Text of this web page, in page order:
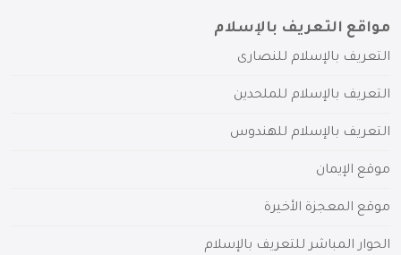
مواقع التعريف بالإسلام
التعريف بالإسلام للنصارى
التعريف بالإسلام للملحدين
التعريف بالإسلام للهندوس
موقع الإيمان
موقع المعجزة الأخيرة
الحوار المباشر للتعريف بالإسلام